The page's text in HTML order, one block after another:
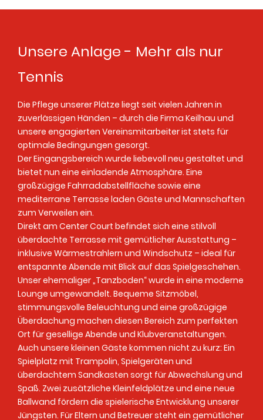
Unsere Anlage - Mehr als nur
Tennis
Die Pflege unserer Plätze liegt seit vielen Jahren in
zuverlässigen Händen – durch die Firma Keilhau und
unsere engagierten Vereinsmitarbeiter ist stets für
optimale Bedingungen gesorgt.
Der Eingangsbereich wurde liebevoll neu gestaltet und
bietet nun eine einladende Atmosphäre. Eine
großzügige Fahrradabstellfläche sowie eine
mediterrane Terrasse laden Gäste und Mannschaften
zum Verweilen ein.
Direkt am Center Court befindet sich eine stilvoll
überdachte Terrasse mit gemütlicher Ausstattung –
inklusive Wärmestrahlern und Windschutz – ideal für
entspannte Abende mit Blick auf das Spielgeschehen.
Unser ehemaliger „Tanzboden“ wurde in eine moderne
Lounge umgewandelt. Bequeme Sitzmöbel,
stimmungsvolle Beleuchtung und eine großzügige
Überdachung machen diesen Bereich zum perfekten
Ort für gesellige Abende und Klubveranstaltungen.
Auch unsere kleinen Gäste kommen nicht zu kurz: Ein
Spielplatz mit Trampolin, Spielgeräten und
überdachtem Sandkasten sorgt für Abwechslung und
Spaß. Zwei zusätzliche Kleinfeldplätze und eine neue
Ballwand fördern die spielerische Entwicklung unserer
Jüngsten. Für Eltern und Betreuer steht ein gemütlicher